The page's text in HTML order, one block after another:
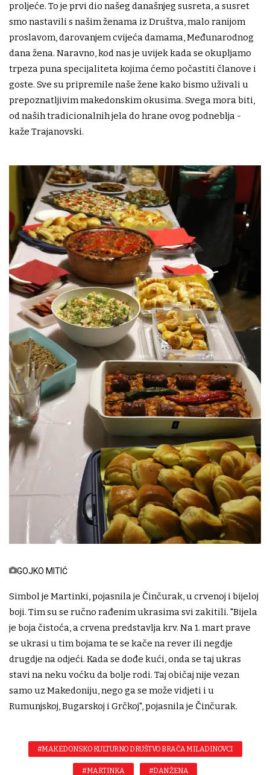
proljeće. To je prvi dio našeg današnjeg susreta, a susret
smo nastavili s našim ženama iz Društva, malo ranijom
proslavom, darovanjem cvijeća damama, Međunarodnog
dana žena. Naravno, kod nas je uvijek kada se okupljamo
trpeza puna specijaliteta kojima ćemo počastiti članove i
goste. Sve su pripremile naše žene kako bismo uživali u
prepoznatljivim makedonskim okusima. Svega mora biti,
od naših tradicionalnih jela do hrane ovog podneblja -
kaže Trajanovski.
GOJKO MITIĆ
Simbol je Martinki, pojasnila je Činčurak, u crvenoj i bijeloj
boji. Tim su se ručno rađenim ukrasima svi zakitili. "Bijela
je boja čistoća, a crvena predstavlja krv. Na 1. mart prave
se ukrasi u tim bojama te se kače na rever ili negdje
drugdje na odjeći. Kada se dođe kući, onda se taj ukras
stavi na neku voćku da bolje rodi. Taj običaj nije vezan
samo uz Makedoniju, nego ga se može vidjeti i u
Rumunjskoj, Bugarskoj i Grčkoj", pojasnila je Činčurak.
#MAKEDONSKO KULTURNO DRUŠTVO BRAĆA MILADINOVCI
#MARTINKA #DAN ŽENA